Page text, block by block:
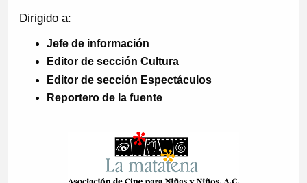
Dirigido a:
Jefe de información
Editor de sección Cultura
Editor de sección Espectáculos
Reportero de la fuente